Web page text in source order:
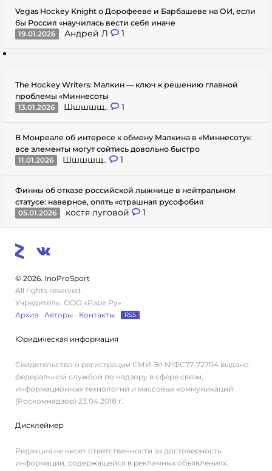
Vegas Hockey Knight о Дорофееве и Барбашеве на ОИ, если
бы Россия «научилась вести себя иначе
19.01.2026
Андрей Л 1
The Hockey Writers: Малкин — ключ к решению главной
проблемы «Миннесоты
13.01.2026
Шшшшщ.. 1
В Монреале об интересе к обмену Малкина в «Миннесоту»:
все элементы могут сойтись довольно быстро
11.01.2026
Шшшшщ.. 1
Финны об отказе российской лыжнице в нейтральном
статусе: наверное, опять «страшная русофобия
05.01.2026
костя луговой 1
© 2026. InoProSport
All rights reserved.
Учредитель: ООО «Раре.Ру»
Архив
Авторы Контакты RSS
Юридическая информация
Свидетельство о регистрации СМИ Эл №ФС77-72704 выдано
федеральной службой по надзору в сфере связи,
информационных технологий и массовых коммуникаций
(Роскомнадзор) 23.04.2018 г.
Дисклеймер
Редакция не несет ответственности за достоверность
информации, содержащейся в рекламных объявлениях.